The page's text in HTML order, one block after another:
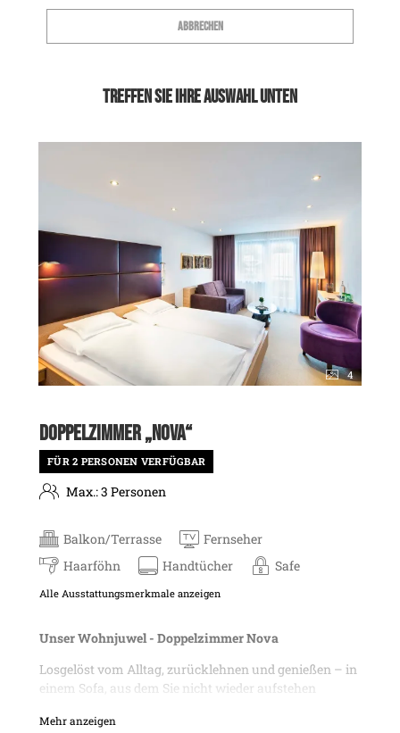
Abbrechen
Treffen Sie Ihre Auswahl unten
4
DOPPELZIMMER „NOVA“
FÜR 2 PERSONEN VERFÜGBAR
Max.: 3 Personen
Balkon/Terrasse
Fernseher
Haarföhn
Handtücher Safe
Alle Ausstattungsmerkmale anzeigen
Unser Wohnjuwel - Doppelzimmer Nova
Losgelöst vom Alltag, zurücklehnen und genießen – in
einem Sofa, aus dem Sie nicht wieder aufstehen
puristischem Design mit einladender Sitzecke. Die
Mehr anzeigen